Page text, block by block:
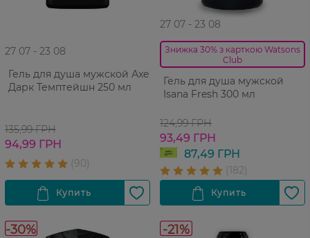
27 07 - 23 08
Гель для душа мужской Аxe
Дарк Темптейшн 250 мл
135,99 ГРН
94,99 ГРН
27 07 - 23 08
Знижка 30% з карткою Watsons
Club
Гель для душа мужской
Isana Fresh 300 мл
124,99 ГРН
93,49 ГРН
87,49 ГРН
-30% -21%